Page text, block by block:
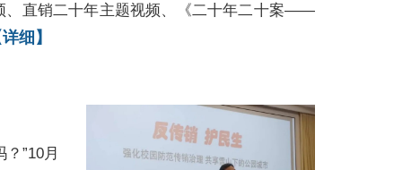
、直销二十年主题视频、《二十年二十案——
详细】
”10月